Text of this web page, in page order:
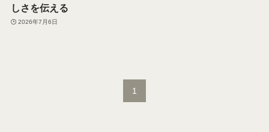
しさを伝える
2026年7月6日
1